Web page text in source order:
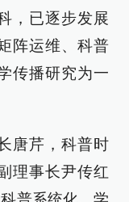
，已逐步发展
阵运维、科普
传播研究为一
唐芹，科普时
理事长尹传红